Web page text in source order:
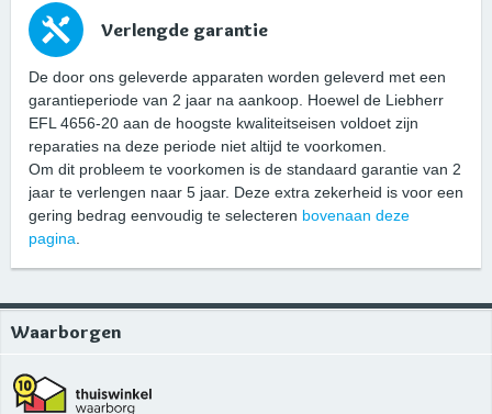
Verlengde garantie
De door ons geleverde apparaten worden geleverd met een
garantieperiode van 2 jaar na aankoop. Hoewel de Liebherr
EFL 4656-20 aan de hoogste kwaliteitseisen voldoet zijn
reparaties na deze periode niet altijd te voorkomen.
Om dit probleem te voorkomen is de standaard garantie van 2
jaar te verlengen naar 5 jaar. Deze extra zekerheid is voor een
gering bedrag eenvoudig te selecteren bovenaan deze
pagina
Waarborgen